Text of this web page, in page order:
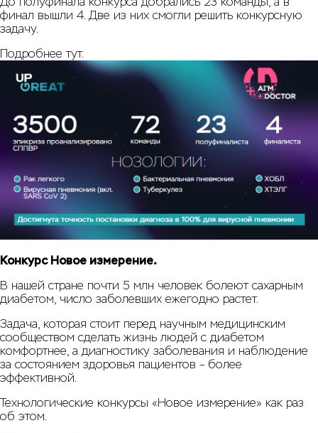
финал вышли 4. Две из них смогли решить конкурсную
задачу.
Подробнеетут.
Конкурс Новое измерение.
В нашей стране почти 5 млн человек болеют сахарным
диабетом, число заболевших ежегодно растет.
Задача, которая стоит перед научным медицинским
сообществом сделать жизнь людей с диабетом
комфортнее, а диагностику заболевания и наблюдение
за состоянием здоровья пациентов – более
эффективной.
Технологические конкурсы «Новое измерение» как раз
об этом.